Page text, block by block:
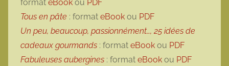
format eBook ou PDF
Tous en pâte : format eBook ou PDF
Un peu, beaucoup, passionnément…, 25 idées de
cadeaux gourmands : format eBook ou PDF
Fabuleuses aubergines : format eBook ou PDF